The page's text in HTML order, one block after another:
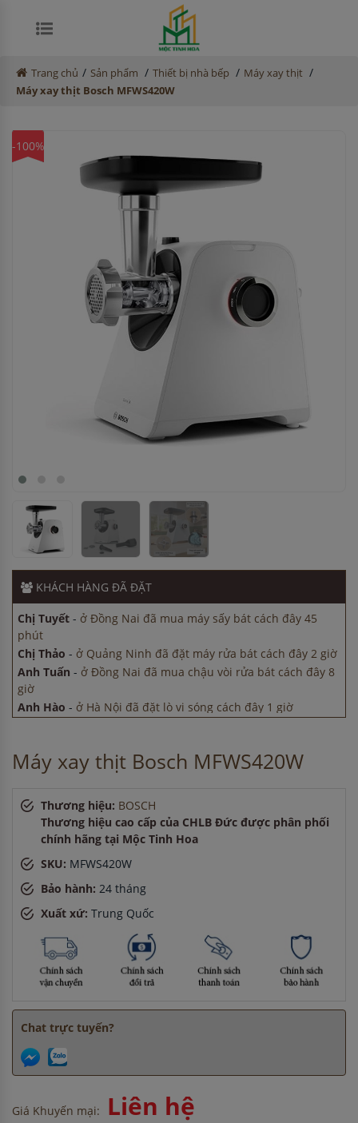
Trang chủ / Sản phẩm / Thiết bị nhà bếp / Máy xay thịt /
Máy xay thịt Bosch MFWS420W
-100%
KHÁCH HÀNG ĐÃ ĐẶT
ở Bắc Ninh đã đặt máy rửa bát cách đây 5 giờ
phút
Anh Tuấn
ở Đồng Nai đã mua chậu vòi rửa bát cách đây 8
giờ
Anh Hào
ở Hà Nội đã đặt lò vi sóng cách đây 1 giờ
Anh Nam-ở Bắc Ninh đã đặt máy rửa bát cách đây 5 giờ
Chị Tuyết -ở Đồng Nai đã mua máy sấy bát cách đây 45
phút
Chị Thảo- ở Quảng Ninh đã đặt máy rửa bát cách đây 2 giờ
Anh Tuấn
giờ
Anh Hào-ở Hà Nội đã đặt lò vi sóng cách đây 1 giờ
Anh Nam
Chị Tuyết -ở Đồng Nai đã mua máy sấy bát cách đây 45
Máy xay thịt Bosch MFWS420W
Thương hiệu: BOSCH
Thương hiệu cao cấp của CHLB Đức được phân phối
chính hãng tại Mộc Tinh Hoa
SKU: MFWS420W
Bảo hành: 24 tháng
Xuất xứ: Trung Quốc
Chat trực tuyến?
Giá Khuyến mại: Liên hệ